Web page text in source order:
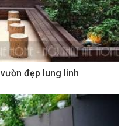
đẹp lung linh